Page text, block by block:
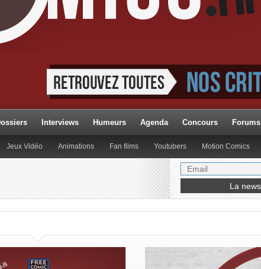
Interviews Humeurs Agenda Concours Forums
Jeux Vidéo Animations Fan films Youtubers Motion Comics